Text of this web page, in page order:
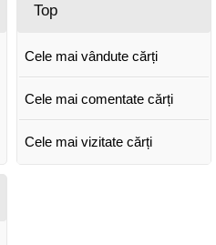
Top
Cele mai vândute cărți
Cele mai comentate cărți
Cele mai vizitate cărți